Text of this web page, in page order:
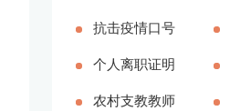
23089字)
多篇】
终工作总结
(全文共20101
字)
抗击疫情口号
个人离职证明
范本新版多篇
农村支教教师